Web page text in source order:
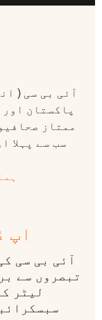
آئی بی سی (
پاکستان
ممتاز
سب سے پہلا
اپ
آئی بی سی
تبصروں سے
لیٹر